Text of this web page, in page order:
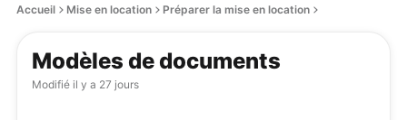
Accueil Mise en location Préparer la mise en location
Modèles de documents
Modifié il y a 27 jours